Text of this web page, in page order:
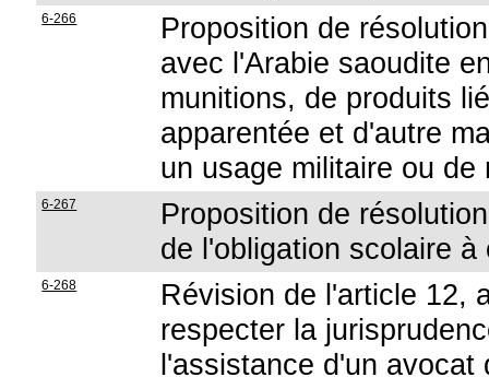
6-266
Proposition de
avec l'Arabie saoudite
munitions, de produits
apparentée et d'autre
un usage militaire ou de
6-267
Proposition de
de l'obligation scolaire à
6-268
Révision de l'article 12,
respecter la
l'assistance d'un avocat